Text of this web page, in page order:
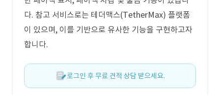
다. 참고 서비스로는 테더맥스(TetherMax) 플랫폼
이 있으며, 이를 기반으로 유사한 기능을 구현하고자
합니다.
로그인 후 무료 견적 상담 받으세요.